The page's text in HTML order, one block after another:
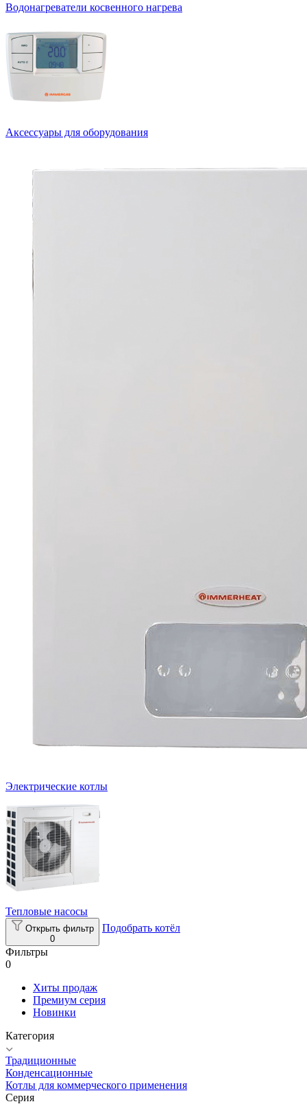
Водонагреватели косвенного нагрева
Аксессуары для оборудования
Электрические котлы
Тепловые насосы
Открыть фильтр
0
Подобрать котёл
Фильтры
0
Хиты продаж
Премиум серия
Новинки
Категория
Традиционные
Конденсационные
Котлы для коммерческого применения
Серия